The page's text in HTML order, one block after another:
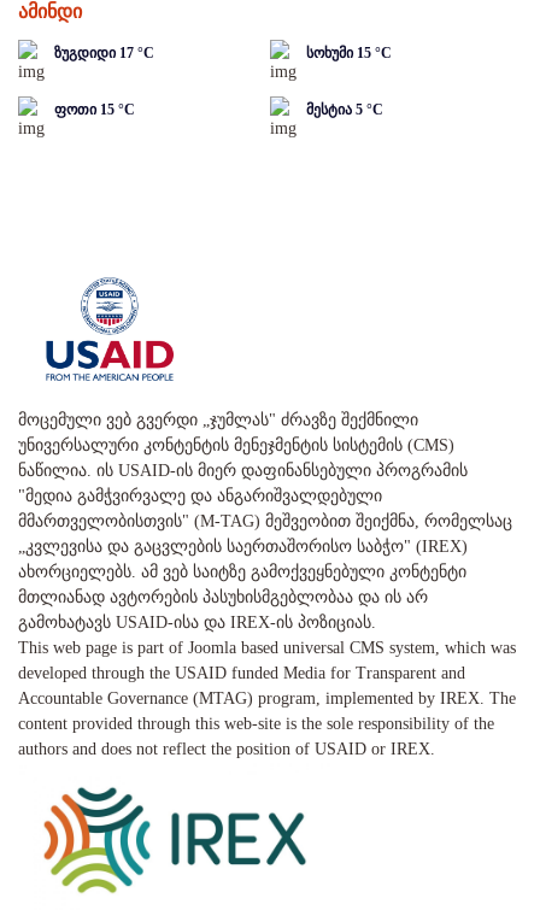
ამინდი
ზუგდიდი 17 °C სოხუმი 15 °C
ფოთი 15 °C მესტია 5 °C
მოცემული ვებ გვერდი „ჯუმლას" ძრავზე შექმნილი
უნივერსალური კონტენტის მენეჯმენტის სისტემის (CMS)
ნაწილია. ის USAID-ის მიერ დაფინანსებული პროგრამის
"მედია გამჭვირვალე და ანგარიშვალდებული
მმართველობისთვის" (M-TAG) მეშვეობით შეიქმნა, რომელსაც
„კვლევისა და გაცვლების საერთაშორისო საბჭო" (IREX)
ახორციელებს. ამ ვებ საიტზე გამოქვეყნებული კონტენტი
მთლიანად ავტორების პასუხისმგებლობაა და ის არ
გამოხატავს USAID-ისა და IREX-ის პოზიციას.
This web page is part of Joomla based universal CMS system, which was
developed through the USAID funded Media for Transparent and
Accountable Governance (MTAG) program, implemented by IREX. The
content provided through this web-site is the sole responsibility of the
authors and does not reflect the position of USAID or IREX.